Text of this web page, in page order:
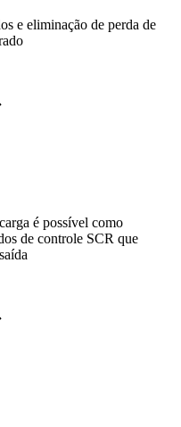
e eliminação de perda de
é possível como
de controle SCR que